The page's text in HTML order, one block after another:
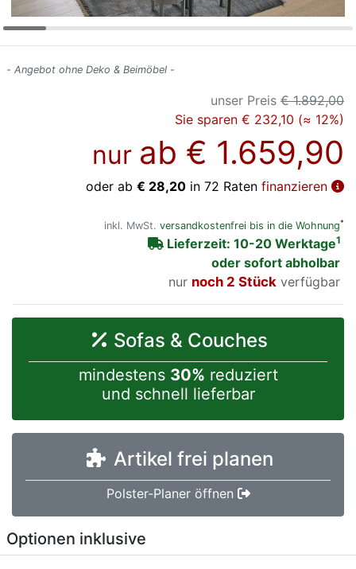
- Angebot ohne Deko & Beimöbel -
unser Preis € 1.892,00
Sie sparen € 232,10 (≈ 12%)
nur ab € 1.659,90
oder ab € 28,20 in 72 Raten finanzieren
inkl. MwSt. versandkostenfrei bis in die Wohnung*
Lieferzeit: 10-20 Werktage1
oder sofort abholbar
nur
noch 2 Stück verfügbar
Sofas & Couches
mindestens 30% reduziert
und schnell lieferbar
Artikel frei planen
Polster-Planer öffnen
Optionen inklusive
Letz-
Deals